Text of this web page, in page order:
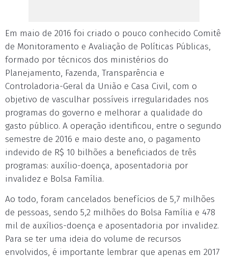
Em maio de 2016 foi criado o pouco conhecido Comitê
de Monitoramento e Avaliação de Políticas Públicas,
formado por técnicos dos ministérios do
Planejamento, Fazenda, Transparência e
Controladoria-Geral da União e Casa Civil, com o
objetivo de vasculhar possíveis irregularidades nos
programas do governo e melhorar a qualidade do
gasto público. A operação identificou, entre o segundo
semestre de 2016 e maio deste ano, o pagamento
indevido de R$ 10 bilhões a beneficiados de três
programas: auxílio-doença, aposentadoria por
invalidez e Bolsa Família.
Ao todo, foram cancelados benefícios de 5,7 milhões
de pessoas, sendo 5,2 milhões do Bolsa Família e 478
mil de auxílios-doença e aposentadoria por invalidez.
Para se ter uma ideia do volume de recursos
envolvidos, é importante lembrar que apenas em 2017